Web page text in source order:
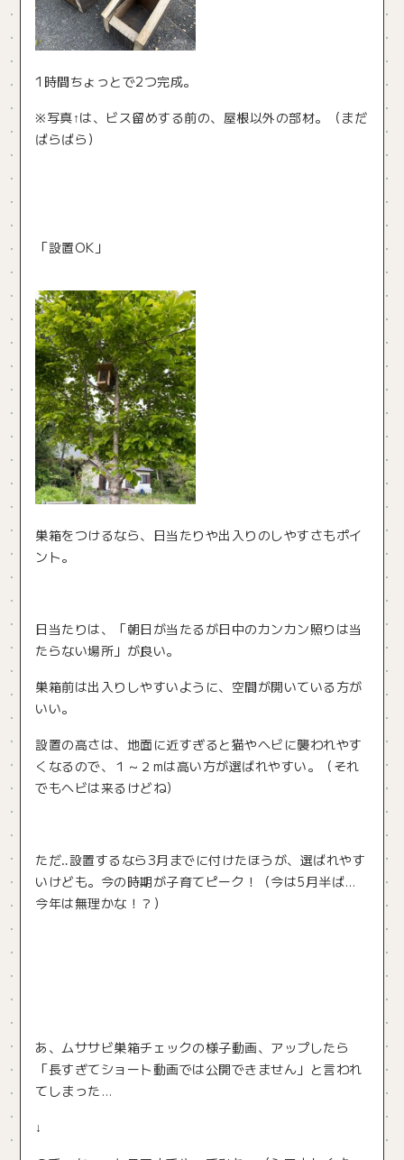
1時間ちょっとで2つ完成。
※写真↑は、ビス留めする前の、屋根以外の部材。（まだ
ばらばら）
「設置OK」
巣箱をつけるなら、日当たりや出入りのしやすさもポイ
ント。
日当たりは、「朝日が当たるが日中のカンカン照りは当
たらない場所」が良い。
巣箱前は出入りしやすいように、空間が開いている方が
いい。
設置の高さは、地面に近すぎると猫やヘビに襲われやす
くなるので、１～２mは高い方が選ばれやすい。（それ
でもヘビは来るけどね）
ただ‥設置するなら3月までに付けたほうが、選ばれやす
いけども。今の時期が子育てピーク！（今は5月半ば…
今年は無理かな！？）
あ、ムササビ巣箱チェックの様子動画、アップしたら
「長すぎてショート動画では公開できません」と言われ
てしまった…
↓